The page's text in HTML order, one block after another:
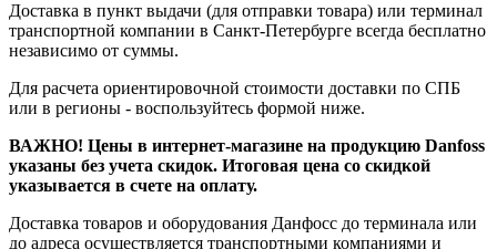
Доставка в пункт выдачи (для отправки товара) или терминал
транспортной компании в Санкт-Петербурге всегда бесплатно
независимо от суммы.
Для расчета ориентировочной стоимости доставки по СПБ
или в регионы - воспользуйтесь формой ниже.
ВАЖНО! Цены в интернет-магазине на продукцию Danfoss
указаны без учета скидок. Итоговая цена со скидкой
указывается в счете на оплату.
Доставка товаров и оборудования Данфосс до терминала или
до адреса осуществляется транспортными компаниями и